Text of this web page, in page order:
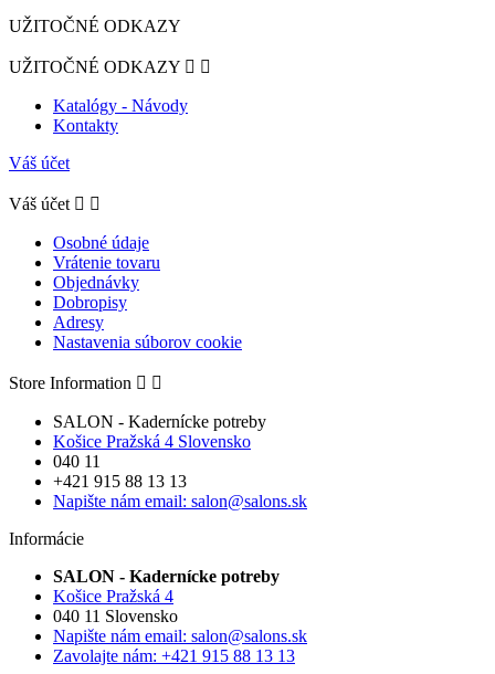
UŽITOČNÉ ODKAZY
UŽITOČNÉ ODKAZY  
Katalógy - Návody
Kontakty
Váš účet
Váš účet  
Osobné údaje
Vrátenie tovaru
Objednávky
Dobropisy
Adresy
Nastavenia súborov cookie
Store Information  
SALON - Kadernícke potreby
Košice Pražská 4 Slovensko
040 11
+421 915 88 13 13
Napište nám email: salon@salons.sk
Informácie
SALON - Kadernícke potreby
Košice Pražská 4
040 11 Slovensko
Napište nám email: salon@salons.sk
Zavolajte nám: +421 915 88 13 13